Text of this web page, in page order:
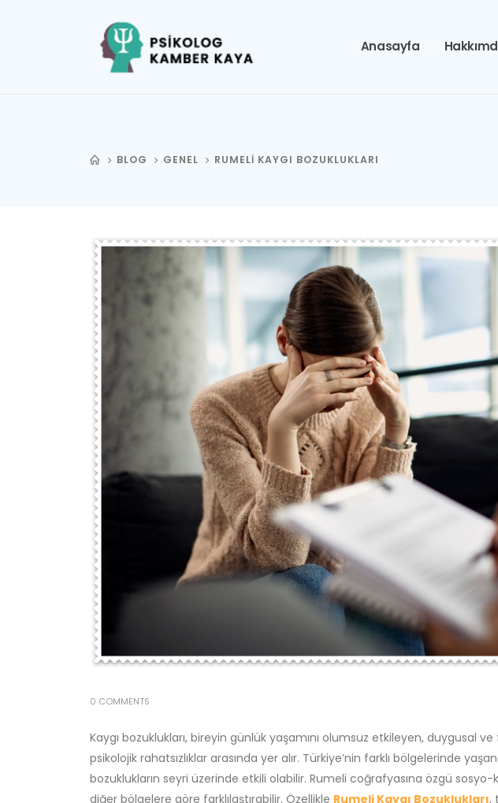
Anasayfa
BLOG GENEL RUMELI KAYGI BOZUKLUKLARI
0 COMMENTS
Kaygı bozuklukları, bireyin günlük yaşamını olumsuz etkileyen, duygusal
psikolojik rahatsızlıklar arasında yer alır. Türkiye’nin farklı bölgelerinde
bozuklukların seyri üzerinde etkili olabilir. Rumeli coğrafyasına özgü
diğer bölgelere göre farklılaştırabilir. Özellikle Rumeli Kaygı Bozuklukları,